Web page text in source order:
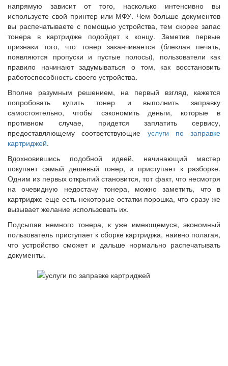
напрямую зависит от того, насколько интенсивно вы
используете свой принтер или МФУ. Чем больше документов
вы распечатываете с помощью устройства, тем скорее запас
тонера в картридже подойдет к концу. Заметив первые
признаки того, что тонер заканчивается (блеклая печать,
появляются пропуски и пустые полосы), пользователи как
правило начинают задумываться о том, как восстановить
работоспособность своего устройства.
Вполне разумным решением, на первый взгляд, кажется
попробовать купить тонер и выполнить заправку
самостоятельно, чтобы сэкономить деньги, которые в
противном случае, придется заплатить сервису,
предоставляющему соответствующие услуги по заправке
картриджей.
Вдохновившись подобной идеей, начинающий мастер
покупает самый дешевый тонер, и приступает к разборке.
Одним из первых открытий становится, тот факт, что несмотря
на очевидную недостачу тонера, можно заметить, что в
картридже еще есть некоторые остатки порошка, что сразу же
вызывает желание использовать их.
Подсыпав немного тонера, к уже имеющемуся, экономный
пользователь приступает к сборке картриджа, наивно полагая,
что устройство сможет и дальше нормально распечатывать
документы.